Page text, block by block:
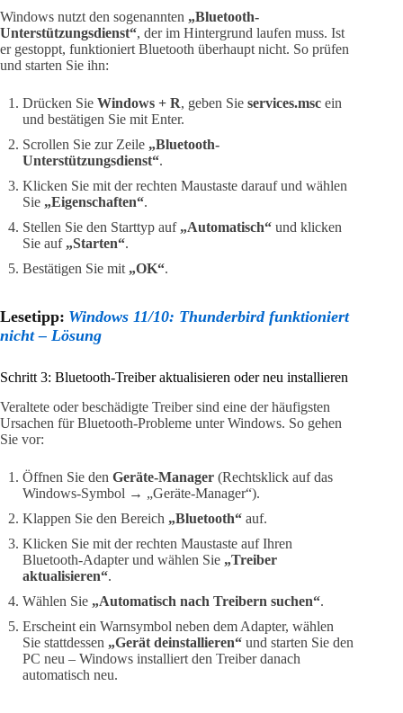
Windows nutzt den sogenannten „Bluetooth-
Unterstützungsdienst“, der im Hintergrund laufen muss. Ist
er gestoppt, funktioniert Bluetooth überhaupt nicht. So prüfen
und starten Sie ihn:
Drücken Sie Windows + R, geben Sie services.msc ein
und bestätigen Sie mit Enter.
Scrollen Sie zur Zeile „Bluetooth-
Unterstützungsdienst“.
Klicken Sie mit der rechten Maustaste darauf und wählen
Sie „Eigenschaften“.
Stellen Sie den Starttyp auf „Automatisch“ und klicken
Sie auf „Starten“.
Bestätigen Sie mit „OK“.
Lesetipp: Windows 11/10: Thunderbird funktioniert
nicht – Lösung
Schritt 3: Bluetooth-Treiber aktualisieren oder neu installieren
Veraltete oder beschädigte Treiber sind eine der häufigsten
Ursachen für Bluetooth-Probleme unter Windows. So gehen
Sie vor:
Öffnen Sie den Geräte-Manager (Rechtsklick auf das
Windows-Symbol → „Geräte-Manager“).
Klappen Sie den Bereich „Bluetooth“ auf.
Klicken Sie mit der rechten Maustaste auf Ihren
Bluetooth-Adapter und wählen Sie „Treiber
aktualisieren“.
Wählen Sie „Automatisch nach Treibern suchen“.
Erscheint ein Warnsymbol neben dem Adapter, wählen
Sie stattdessen „Gerät deinstallieren“ und starten Sie den
PC neu – Windows installiert den Treiber danach
automatisch neu.